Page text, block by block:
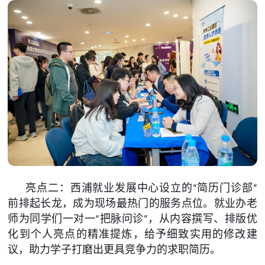
亮点二：西浦就业发展中心设立的“简历门诊部”
前排起长龙，成为现场最热门的服务点位。就业办老
师为同学们一对一“把脉问诊”，从内容撰写、排版优
化到个人亮点的精准提炼，给予细致实用的修改建
议，助力学子打磨出更具竞争力的求职简历。